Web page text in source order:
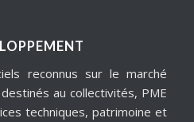
reconnus sur le marché
au collectivités, PME
techniques, patrimoine et